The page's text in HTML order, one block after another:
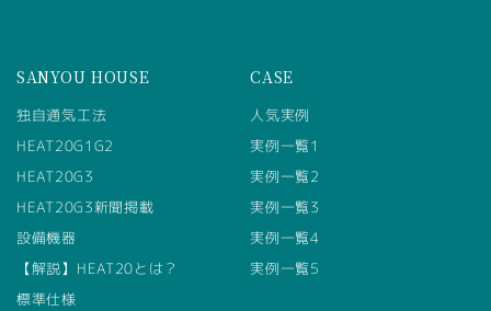
SANYOU HOUSE
独自通気工法
HEAT20G1G2
HEAT20G3
HEAT20G3新聞掲載
設備機器
【解説】HEAT20とは？
標準仕様
CASE
人気実例
実例一覧1
実例一覧2
実例一覧3
実例一覧4
実例一覧5